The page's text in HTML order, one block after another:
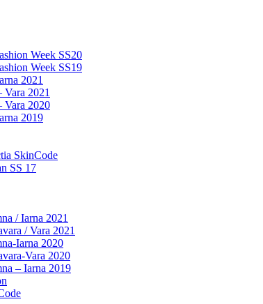
Week SS20
Week SS19
2021
Vara 2021
Vara 2020
2019
SkinCode
SS 17
/ Iarna 2021
/ Vara 2021
Iarna 2020
Vara 2020
– Iarna 2019